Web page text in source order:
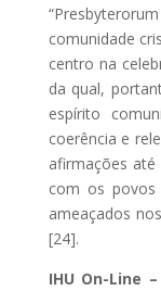
comunidade
centro na
da qual,
espírito
coerência e
afirmações
com os povos
ameaçados
[24].
IHU On-Line